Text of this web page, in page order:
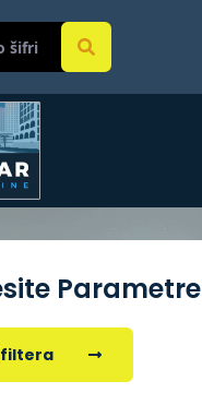
Parametre
filtera